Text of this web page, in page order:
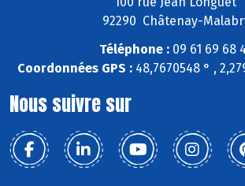
92290 Châtenay-
Téléphone : 09 61 69 68
Coordonnées GPS : 48,7670548 ° ,
Nous suivre sur